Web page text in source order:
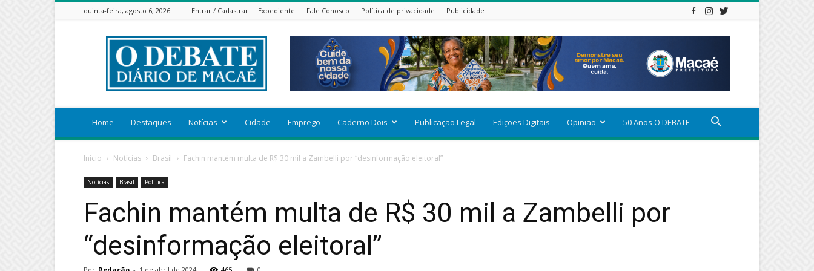
quinta-feira, agosto 6, 2026 Entrar / Cadastrar Expediente Fale Conosco Política de privacidade Publicidade
ODEBATEON
Home Destaques Notícias Cidade Emprego Caderno Dois Publicação Legal Edições Digitais Opinião 50 Anos O DEBATE
Início Notícias Brasil Fachin mantém multa de R$ 30 mil a Zambelli por “desinformação eleitoral”
Notícias Brasil Política
Fachin mantém multa de R$ 30 mil a Zambelli por
“desinformação eleitoral”